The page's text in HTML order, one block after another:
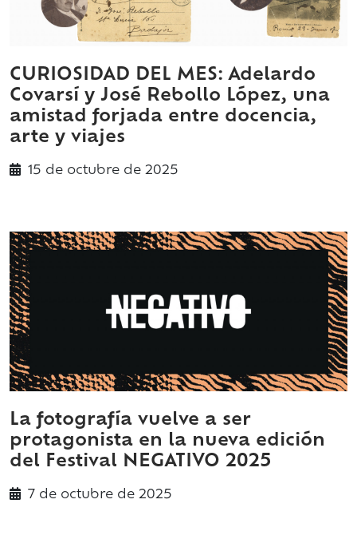
CURIOSIDAD DEL MES: Adelardo
Covarsí y José Rebollo López, una
amistad forjada entre docencia,
arte y viajes
15 de octubre de 2025
La fotografía vuelve a ser
protagonista en la nueva edición
del Festival NEGATIVO 2025
7 de octubre de 2025